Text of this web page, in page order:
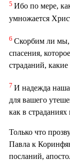
5 Ибо по мере,
умножается
6 Скорбим ли мы,
спасения,
страданий,
7 И надежда наша
для вашего
как в
Только что
Павла к
посланий,